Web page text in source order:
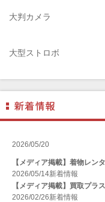
ALPA（アルパ）
ALT（アルト）
ARAX（アラクス）
Arca-Swiss（アルカスイ
大判カメラ
大型ストロボ
2026/05/20
【メディア掲載】着物レン
2026/05/14新着情報
【メディア掲載】買取プラ
2026/02/26新着情報